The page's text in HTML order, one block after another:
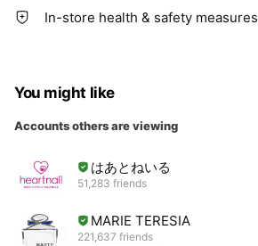
In-store health & safety measures
You might like
Accounts others are viewing
はあとねいる
51,283 friends
MARIE TERESIA
221,637 friends